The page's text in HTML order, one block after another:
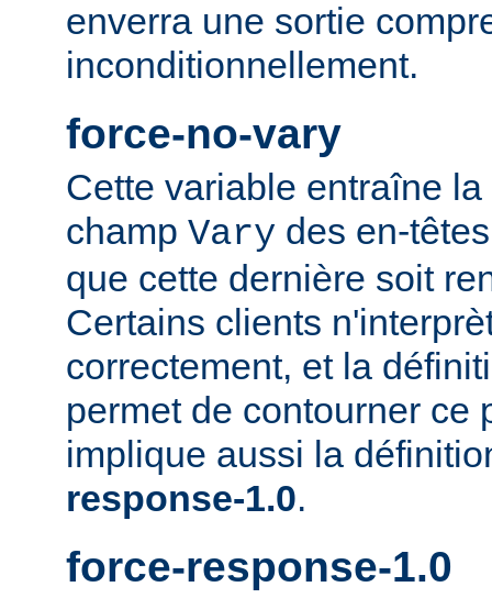
enverra une sortie
inconditionnellement.
force-no-vary
Cette variable entraîne
champ Vary des en-
que cette dernière soit
Certains clients
correctement, et la
permet de contourner ce
implique aussi la
response-1.0.
force-response-1.0